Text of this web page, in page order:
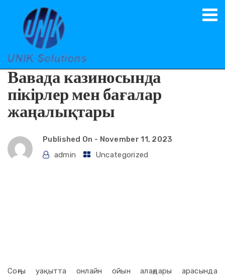
Spot Cash on Credit Card
Вавада казиносында
пікірлер мен бағалар
жаңалықтары
Published On - November 11, 2023
admin
Uncategorized
Соңғы уақытта онлайн ойын алаңдары арасында